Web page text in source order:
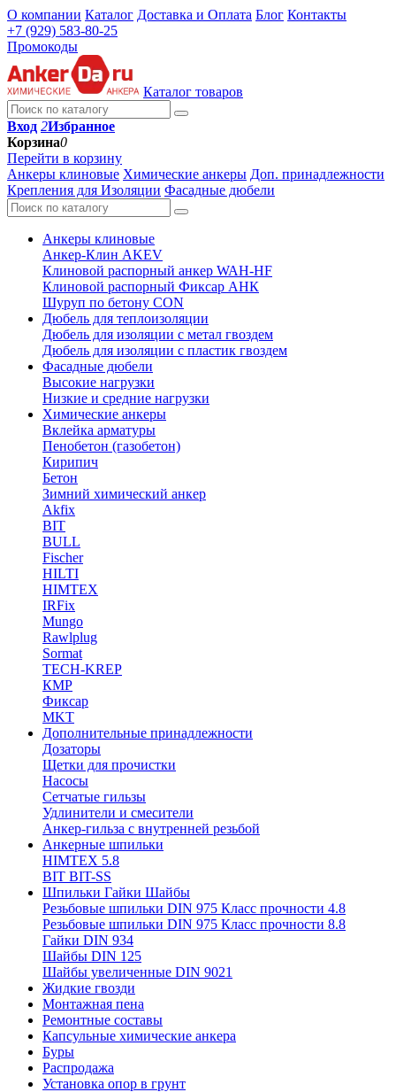
О компании Каталог Доставка и Оплата Блог Контакты
+7 (929) 583-80-25
Промокоды
Каталог товаров
Вход 2Избранное
Корзина0
Перейти в корзину
Анкеры клиновые Химические анкеры Доп. принадлежности
Крепления для Изоляции Фасадные дюбели
Анкеры клиновые
Анкер-Клин AKEV
Клиновой распорный анкер WAH-HF
Клиновой распорный Фиксар АНК
Шуруп по бетону CON
Дюбель для теплоизоляции
Дюбель для изоляции с метал гвоздем
Дюбель для изоляции с пластик гвоздем
Фасадные дюбели
Высокие нагрузки
Низкие и средние нагрузки
Химические анкеры
Вклейка арматуры
Пенобетон (газобетон)
Кирипич
Бетон
Зимний химический анкер
Akfix
BIT
BULL
Fischer
HILTI
HIMTEX
IRFix
Mungo
Rawlplug
Sormat
TECH-KREP
КМР
Фиксар
MKT
Дополнительные принадлежности
Дозаторы
Щетки для прочистки
Насосы
Сетчатые гильзы
Удлинители и смесители
Анкер-гильза с внутренней резьбой
Анкерные шпильки
HIMTEX 5.8
BIT BIT-SS
Шпильки Гайки Шайбы
Резьбовые шпильки DIN 975 Класс прочности 4.8
Резьбовые шпильки DIN 975 Класс прочности 8.8
Гайки DIN 934
Шайбы DIN 125
Шайбы увеличенные DIN 9021
Жидкие гвозди
Монтажная пена
Ремонтные составы
Капсульные химические анкера
Буры
Распродажа
Установка опор в грунт